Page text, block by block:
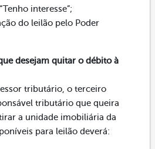
interesse”;
do leilão pelo Poder
desejam quitar o débito à
tributário, o terceiro
tributário que queira
a unidade imobiliária da
para leilão deverá: